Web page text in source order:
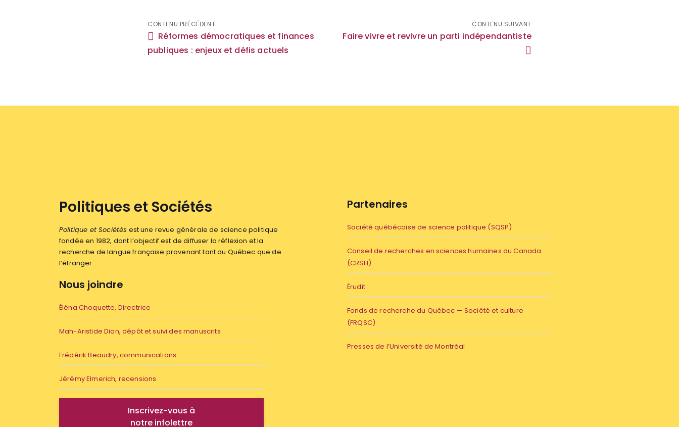
Navigation
de
CONTENU PRÉCÉDENT
Réformes démocratiques et finances
publiques : enjeux et défis actuels
CONTENU SUIVANT
Faire vivre et revivre un parti indépendantiste
Politiques et Sociétés
Politique et Sociétés est une revue générale de science politique
fondée en 1982, dont l’objectif est de diffuser la réflexion et la
recherche de langue française provenant tant du Québec que de
l’étranger.
Nous joindre
Éléna Choquette, Directrice
Mah-Aristide Dion, dépôt et suivi des manuscrits
Frédérik Beaudry, communications
Jérémy Elmerich, recensions
Inscrivez-vous à
notre infolettre
Partenaires
Société québécoise de science politique (SQSP)
Conseil de recherches en sciences humaines du Canada
(CRSH)
Érudit
Fonds de recherche du Québec — Société et culture
(FRQSC)
Presses de l’Université de Montréal